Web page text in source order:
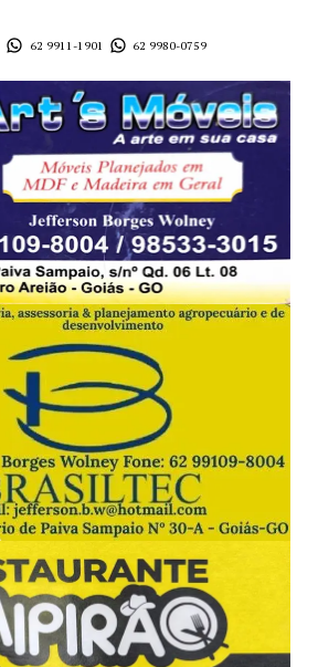
62 9911-1901 62 9980-0759